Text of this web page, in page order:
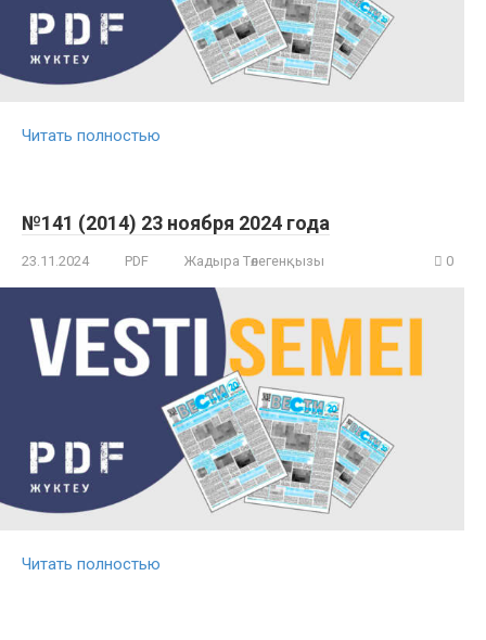
Читать полностью
№141 (2014) 23 ноября 2024 года
23.11.2024 PDF Жадыра Төлегенқызы 0
Читать полностью